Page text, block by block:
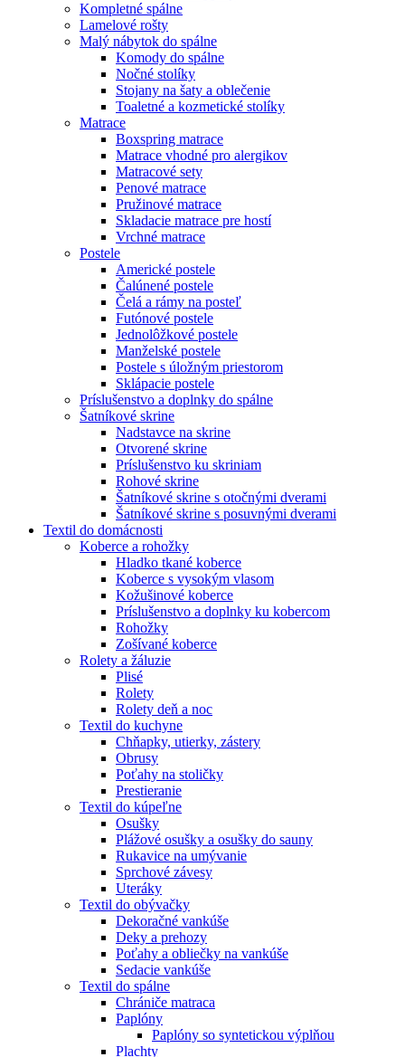
Kompletné spálne
Lamelové rošty
Malý nábytok do spálne
Komody do spálne
Nočné stolíky
Stojany na šaty a oblečenie
Toaletné a kozmetické stolíky
Matrace
Boxspring matrace
Matrace vhodné pro alergikov
Matracové sety
Penové matrace
Pružinové matrace
Skladacie matrace pre hostí
Vrchné matrace
Postele
Americké postele
Čalúnené postele
Čelá a rámy na posteľ
Futónové postele
Jednolôžkové postele
Manželské postele
Postele s úložným priestorom
Sklápacie postele
Príslušenstvo a doplnky do spálne
Šatníkové skrine
Nadstavce na skrine
Otvorené skrine
Príslušenstvo ku skriniam
Rohové skrine
Šatníkové skrine s otočnými dverami
Šatníkové skrine s posuvnými dverami
Textil do domácnosti
Koberce a rohožky
Hladko tkané koberce
Koberce s vysokým vlasom
Kožušinové koberce
Príslušenstvo a doplnky ku kobercom
Rohožky
Zošívané koberce
Rolety a žáluzie
Plisé
Rolety
Rolety deň a noc
Textil do kuchyne
Chňapky, utierky, zástery
Obrusy
Poťahy na stoličky
Prestieranie
Textil do kúpeľne
Osušky
Plážové osušky a osušky do sauny
Rukavice na umývanie
Sprchové závesy
Uteráky
Textil do obývačky
Dekoračné vankúše
Deky a prehozy
Poťahy a obliečky na vankúše
Sedacie vankúše
Textil do spálne
Chrániče matraca
Paplóny
Paplóny so syntetickou výplňou
Plachty